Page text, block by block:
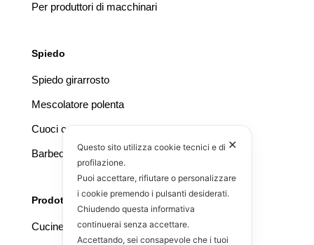
Per produttori di macchinari
Spiedo
Spiedo girarrosto
Mescolatore polenta
Cuoci castagne
Barbecue
Prodotti speciali
Cucine da esterno
✕
Questo sito utilizza cookie tecnici e di
profilazione.
Puoi accettare, rifiutare o personalizzare
i cookie premendo i pulsanti desiderati.
Chiudendo questa informativa
continuerai senza accettare.
Accettando, sei consapevole che i tuoi